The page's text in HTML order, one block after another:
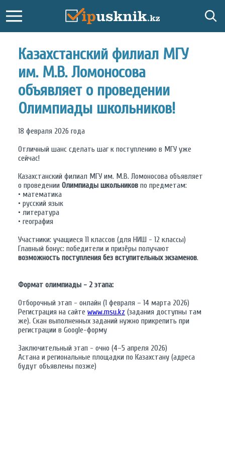
Казахстанский филиал МГУ
им. М.В. Ломоносова
объявляет о проведении
Олимпиады школьников!
18 февраля 2026 года
Отличный шанс сделать шаг к поступлению в МГУ уже
сейчас!
Казахстанский филиал МГУ им. М.В. Ломоносова объявляет
о проведении Олимпиады школьников по предметам:
• математика
• русский язык
• литература
• география
Участники: учащиеся 11 классов (для НИШ - 12 классы)
Главный бонус: победители и призёры получают
возможность поступления без вступительных экзаменов.
Формат олимпиады - 2 этапа:
Отборочный этап - онлайн (1 февраля – 14 марта 2026)
Регистрация на сайте www.msu.kz (задания доступны там
же). Скан выполненных заданий нужно прикрепить при
регистрации в Google-форму
Заключительный этап - очно (4–5 апреля 2026)
Астана и региональные площадки по Казахстану (адреса
будут объявлены позже)